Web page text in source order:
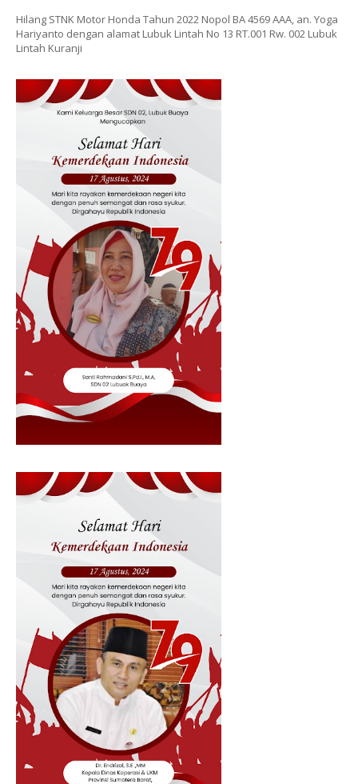
Hilang STNK Motor Honda Tahun 2022 Nopol BA 4569 AAA, an. Yoga
Hariyanto dengan alamat Lubuk Lintah No 13 RT.001 Rw. 002 Lubuk
Lintah Kuranji